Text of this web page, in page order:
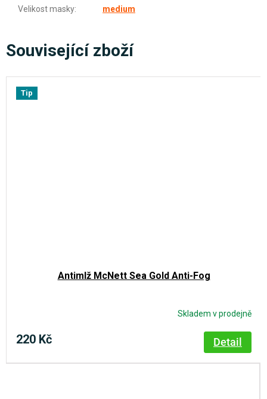
Velikost masky: medium
Související zboží
Tip
Antimlž McNett Sea Gold Anti-Fog
Skladem v prodejně
220 Kč Detail